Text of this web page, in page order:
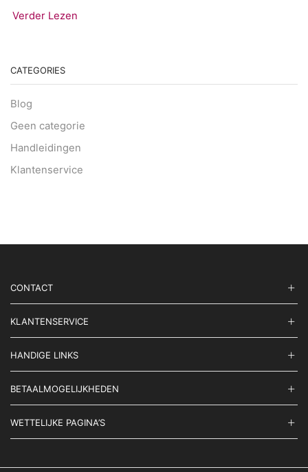
Verder Lezen
CATEGORIES
Blog
Geen categorie
Handleidingen
Klantenservice
CONTACT
KLANTENSERVICE
HANDIGE LINKS
BETAALMOGELIJKHEDEN
WETTELIJKE PAGINA’S